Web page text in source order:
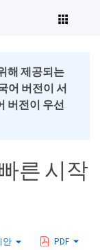
해 제공되는
어 버전이 서
버전이 우선
른 시작
안 PDF